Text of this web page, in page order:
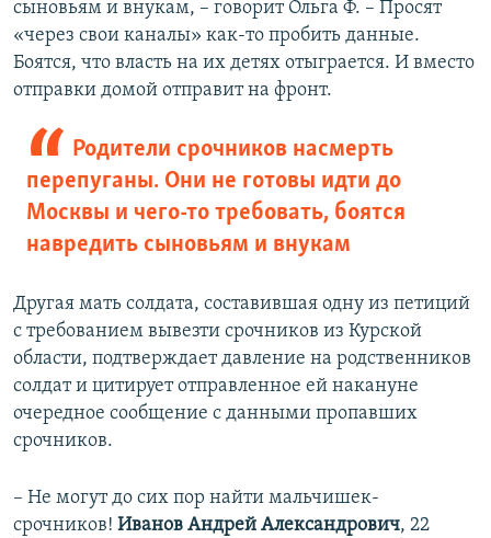
сыновьям и внукам, – говорит Ольга Ф. – Просят
«через свои каналы» как-то пробить данные.
Боятся, что власть на их детях отыграется. И вместо
отправки домой отправит на фронт.
Родители срочников насмерть
перепуганы. Они не готовы идти до
Москвы и чего-то требовать, боятся
навредить сыновьям и внукам
Другая мать солдата, составившая одну из петиций
с требованием вывезти срочников из Курской
области, подтверждает давление на родственников
солдат и цитирует отправленное ей накануне
очередное сообщение с данными пропавших
срочников.
– Не могут до сих пор найти мальчишек-
срочников! Иванов Андрей Александрович, 22